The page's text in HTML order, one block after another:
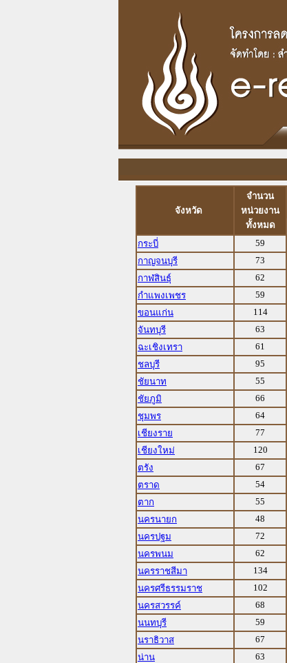
จังหวัด
จำนวน
หน่วยงาน
ทั้งหมด
กระบี่
59
กาญจนบุรี
73
กาฬสินธุ์
62
กำแพงเพชร
59
ขอนแก่น
114
จันทบุรี
63
ฉะเชิงเทรา
61
ชลบุรี
95
ชัยนาท
55
ชัยภูมิ
66
ชุมพร
64
เชียงราย
77
เชียงใหม่
120
ตรัง
67
ตราด
54
ตาก
55
นครนายก
48
นครปฐม
72
นครพนม
62
นครราชสีมา
134
นครศรีธรรมราช
102
นครสวรรค์
68
นนทบุรี
59
นราธิวาส
67
น่าน
63